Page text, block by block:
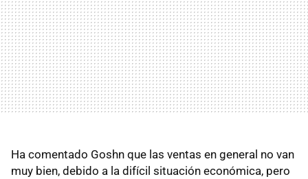
Ha comentado Goshn que las ventas en general no van
muy bien, debido a la difícil situación económica, pero